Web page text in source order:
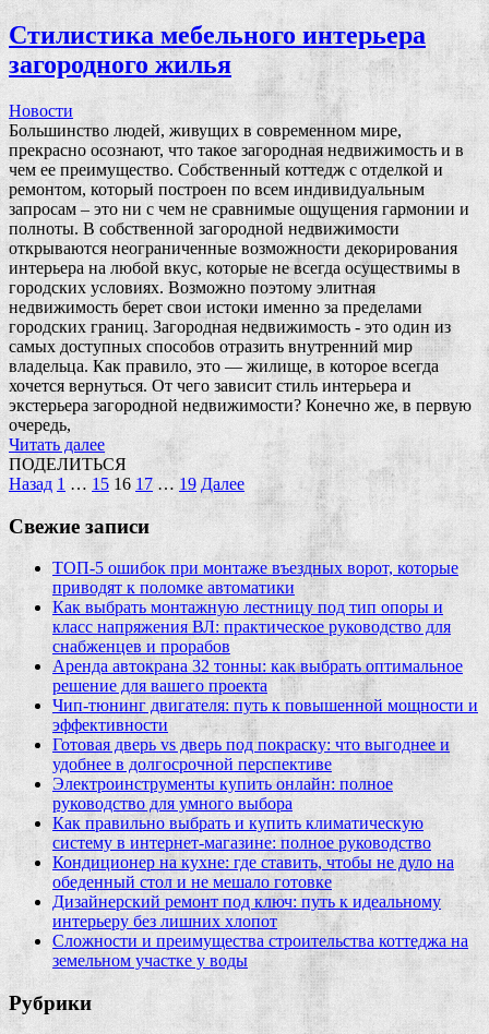
Стилистика мебельного интерьера
загородного жилья
Новости
Большинство людей, живущих в современном мире,
прекрасно осознают, что такое загородная недвижимость и в
чем ее преимущество. Собственный коттедж с отделкой и
ремонтом, который построен по всем индивидуальным
запросам – это ни с чем не сравнимые ощущения гармонии и
полноты. В собственной загородной недвижимости
открываются неограниченные возможности декорирования
интерьера на любой вкус, которые не всегда осуществимы в
городских условиях. Возможно поэтому элитная
недвижимость берет свои истоки именно за пределами
городских границ. Загородная недвижимость - это один из
самых доступных способов отразить внутренний мир
владельца. Как правило, это — жилище, в которое всегда
хочется вернуться. От чего зависит стиль интерьера и
экстерьера загородной недвижимости? Конечно же, в первую
очередь,
Читать далее
ПОДЕЛИТЬСЯ
Пагинация
записей
Назад 1 … 15 16 17 … 19 Далее
Свежие записи
ТОП-5 ошибок при монтаже въездных ворот, которые
приводят к поломке автоматики
Как выбрать монтажную лестницу под тип опоры и
класс напряжения ВЛ: практическое руководство для
снабженцев и прорабов
Аренда автокрана 32 тонны: как выбрать оптимальное
решение для вашего проекта
Чип‑тюнинг двигателя: путь к повышенной мощности и
эффективности
Готовая дверь vs дверь под покраску: что выгоднее и
удобнее в долгосрочной перспективе
Электроинструменты купить онлайн: полное
руководство для умного выбора
Как правильно выбрать и купить климатическую
систему в интернет‑магазине: полное руководство
Кондиционер на кухне: где ставить, чтобы не дуло на
обеденный стол и не мешало готовке
Дизайнерский ремонт под ключ: путь к идеальному
интерьеру без лишних хлопот
Сложности и преимущества строительства коттеджа на
земельном участке у воды
Рубрики